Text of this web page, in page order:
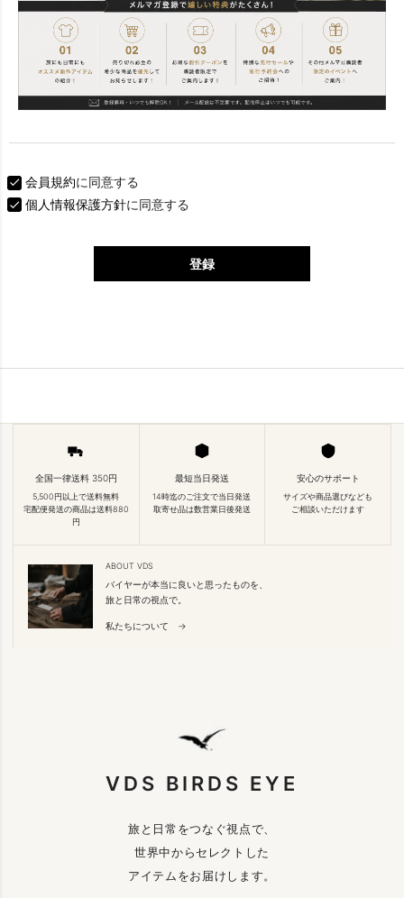
会員規約に同意する
個人情報保護方針に同意する
登録
全国一律送料 350円
5,500円以上で送料無料
宅配便発送の商品は送料880
円
最短当日発送
14時迄のご注文で当日発送
取寄せ品は数営業日後発送
安心のサポート
サイズや商品選びなども
ご相談いただけます
ABOUT VDS
バイヤーが本当に良いと思ったものを、
旅と日常の視点で。
私たちについて →
VDS BIRDS EYE
旅と日常をつなぐ視点で、
世界中からセレクトした
アイテムをお届けします。